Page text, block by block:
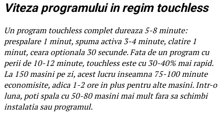
Viteza programului in regim touchless
Un program touchless complet dureaza 5-8 minute:
prespalare 1 minut, spuma activa 3-4 minute, clatire 1
minut, ceara optionala 30 secunde. Fata de un program cu
perii de 10-12 minute, touchless este cu 30-40% mai rapid.
La 150 masini pe zi, acest lucru inseamna 75-100 minute
economisite, adica 1-2 ore in plus pentru alte masini. Intr-o
luna, poti spala cu 50-80 masini mai mult fara sa schimbi
instalatia sau programul.